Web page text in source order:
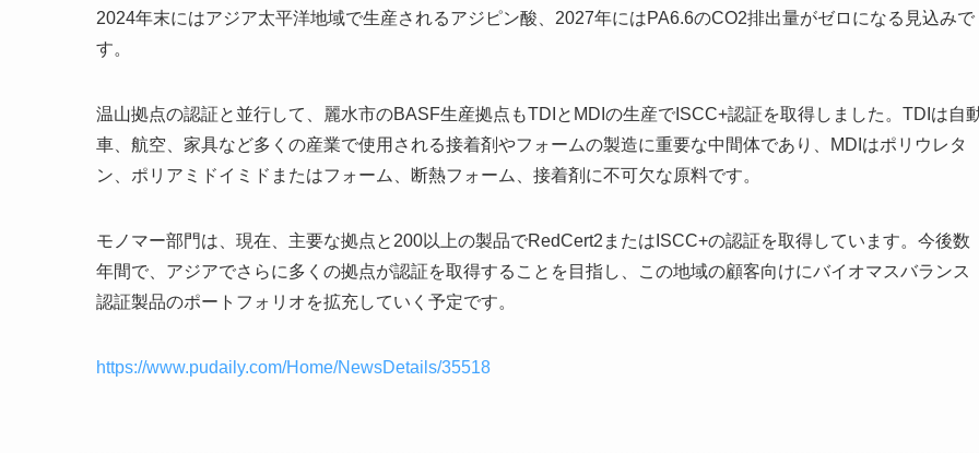
2024年末にはアジア太平洋地域で生産されるアジピン酸、2027年にはPA6.6のCO2排出量がゼロになる見込みで
す。
温山拠点の認証と並行して、麗水市のBASF生産拠点もTDIとMDIの生産でISCC+認証を取得しました。TDIは自
車、航空、家具など多くの産業で使用される接着剤やフォームの製造に重要な中間体であり、MDIはポリウレタ
ン、ポリアミドイミドまたはフォーム、断熱フォーム、接着剤に不可欠な原料です。
モノマー部門は、現在、主要な拠点と200以上の製品でRedCert2またはISCC+の認証を取得しています。今後数
年間で、アジアでさらに多くの拠点が認証を取得することを目指し、この地域の顧客向けにバイオマスバランス
認証製品のポートフォリオを拡充していく予定です。
https://www.pudaily.com/Home/NewsDetails/35518